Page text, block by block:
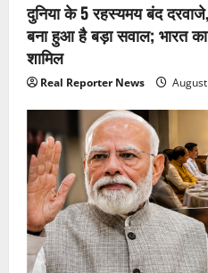
दुनिया के 5 रहस्यमय बंद
बना हुआ है बड़ा सवाल; भारत का
शामिल
Real Reporter News